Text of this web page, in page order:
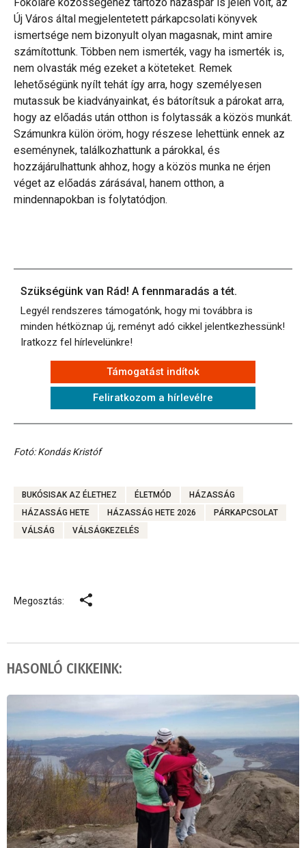
Új Város által megjelentetett párkapcsolati könyvek
ismertsége nem bizonyult olyan magasnak, mint amire
számítottunk. Többen nem ismerték, vagy ha ismerték is,
nem olvasták még ezeket a köteteket. Remek
lehetőségünk nyílt tehát így arra, hogy személyesen
mutassuk be kiadványainkat, és bátorítsuk a párokat arra,
hogy az előadás után otthon is folytassák a közös munkát.
Számunkra külön öröm, hogy részese lehettünk ennek az
eseménynek, találkozhattunk a párokkal, és
hozzájárulhattunk ahhoz, hogy a közös munka ne érjen
véget az előadás zárásával, hanem otthon, a
mindennapokban is folytatódjon.
Szükségünk van Rád! A fennmaradás a tét.
Legyél rendszeres támogatónk, hogy mi továbbra is
minden hétköznap új, reményt adó cikkel jelentkezhessünk!
Iratkozz fel hírlevelünkre!
Támogatást indítok
Feliratkozom a hírlevélre
Fotó: Kondás Kristóf
BUKÓSISAK AZ ÉLETHEZ ÉLETMÓD
HÁZASSÁG
HÁZASSÁG HETE
HÁZASSÁG HETE 2026
PÁRKAPCSOLAT
VÁLSÁG
VÁLSÁGKEZELÉS
Megosztás:
HASONLÓ CIKKEINK: